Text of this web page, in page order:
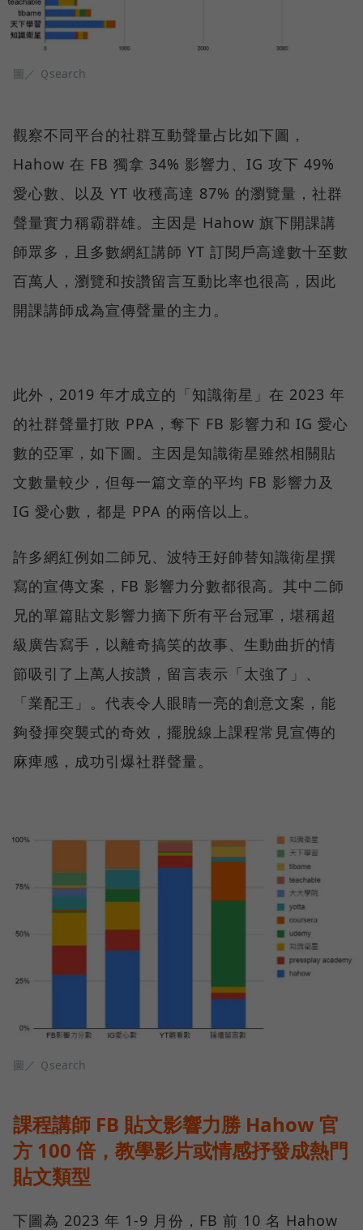
圖／ Ｑsearch
觀察不同平台的社群互動聲量占比如下圖，
Hahow 在 FB 獨拿 34% 影響力、IG 攻下 49%
愛心數、以及 YT 收穫高達 87% 的瀏覽量，社群
聲量實力稱霸群雄。主因是 Hahow 旗下開課講
師眾多，且多數網紅講師 YT 訂閱戶高達數十至數
百萬人，瀏覽和按讚留言互動比率也很高，因此
開課講師成為宣傳聲量的主力。
此外，2019 年才成立的「知識衛星」在 2023 年
的社群聲量打敗 PPA，奪下 FB 影響力和 IG 愛心
數的亞軍，如下圖。主因是知識衛星雖然相關貼
文數量較少，但每一篇文章的平均 FB 影響力及
IG 愛心數，都是 PPA 的兩倍以上。
許多網紅例如二師兄、波特王好帥替知識衛星撰
寫的宣傳文案，FB 影響力分數都很高。其中二師
兄的單篇貼文影響力摘下所有平台冠軍，堪稱超
級廣告寫手，以離奇搞笑的故事、生動曲折的情
節吸引了上萬人按讚，留言表示「太強了」、
「業配王」。代表令人眼睛一亮的創意文案，能
夠發揮突襲式的奇效，擺脫線上課程常見宣傳的
麻痺感，成功引爆社群聲量。
圖／ Ｑsearch
課程講師 FB 貼文影響力勝 Hahow 官
方 100 倍，教學影片或情感抒發成熱門
貼文類型
下圖為 2023 年 1-9 月份，FB 前 10 名 Hahow